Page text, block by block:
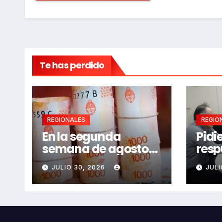
Te has perdido
REGIONALES
En la segunda
semana de agosto
se llamaría a
paritarias
JULIO 30, 2026